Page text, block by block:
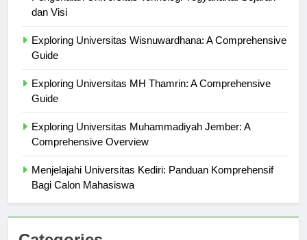
Pengenalan Universitas Teknologi Yogyakarta: Sejarah
Exploring Universitas Wisnuwardhana: A Comprehensive
Exploring Universitas MH Thamrin: A Comprehensive
Exploring Universitas Muhammadiyah Jember: A
Menjelajahi Universitas Kediri: Panduan Komprehensif